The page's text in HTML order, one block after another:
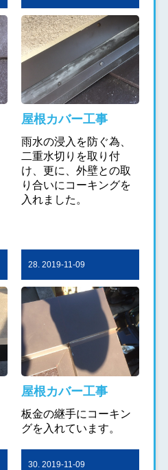
屋根カバー工事
雨水の浸入を防ぐ為、
二重水切りを取り付
け、更に、外壁との取
り合いにコーキングを
入れました。
28. 2019-11-09
屋根カバー工事
板金の継手にコーキン
グを入れています。
30. 2019-11-09